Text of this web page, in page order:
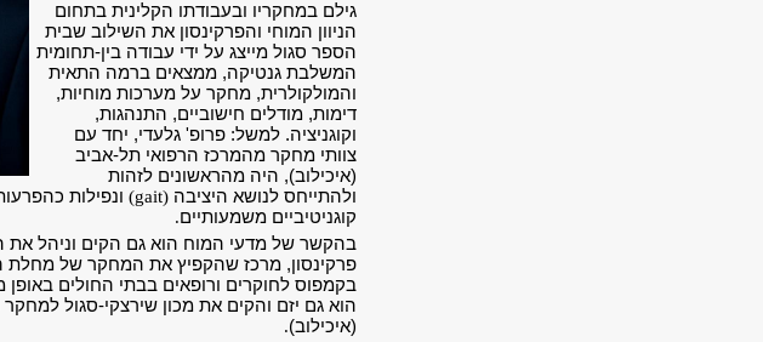
גילם במחקריו ובעבודתו הקלינית בתחום
הניוון המוחי והפרקינסון את השילוב שבית
הספר סגול מייצג על ידי עבודה בין-תחומית
המשלבת גנטיקה, ממצאים ברמה התאית
והמולקולרית, מחקר על מערכות מוחיות,
דימות, מודלים חישוביים, התנהגות,
וקוגניציה. למשל: פרופ' גלעדי, יחד עם
צוותי מחקר מהמרכז הרפואי תל-אביב
(איכילוב), היה מהראשונים לזהות
ולהתייחס לנושא היציבה (gait)
ונפילות
קוגניטיביים משמעותיים.
בהקשר של מדעי המוח הוא גם הקים וניהל את
פרקינסון, מרכז שהקפיץ את המחקר של מחלת
בקמפוס לחוקרים ורופאים בבתי החולים באופן
הוא גם יזם והקים את מכון שירצקי-סגול
(איכילוב).